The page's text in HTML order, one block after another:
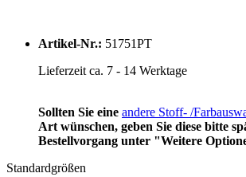
Artikel-Nr.: 51751PT
Lieferzeit ca. 7 - 14 Werktage
Sollten Sie eine andere Stoff- /
Art wünschen, geben Sie diese bitte
Bestellvorgang unter "Weitere
Standardgrößen